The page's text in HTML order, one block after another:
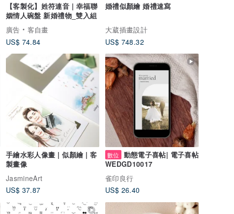
【客製化】姓符連音 | 幸福聯
姻情人碗盤 新婚禮物_雙入組
廣告
客自畫
US$ 74.84
婚禮似顏繪 婚禮速寫
大葳插畫設計
US$ 748.32
手繪水彩人像畫 | 似顏繪 | 客
製畫像
JasmineArt
US$ 37.87
數位
動態電子喜帖| 電子喜帖
WEDGD10017
雀印良行
US$ 26.40